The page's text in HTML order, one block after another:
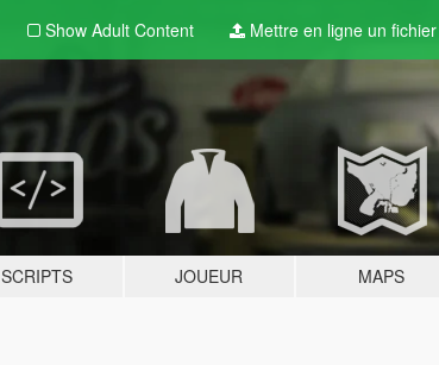
Show Adult Content Mettre en ligne un fichier
SCRIPTS JOUEUR MAPS